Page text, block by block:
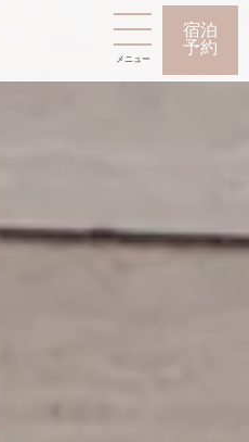
宿泊
予約
メニュー